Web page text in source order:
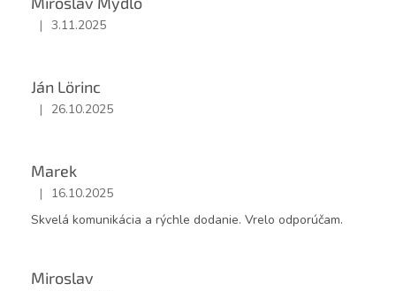
Hodnotenie obchodu je 5 z 5 hviezdičiek.
| 3.11.2025
Ján Lörinc
Hodnotenie obchodu je 5 z 5 hviezdičiek.
| 26.10.2025
Marek
Hodnotenie obchodu je 5 z 5 hviezdičiek.
|
16.10.2025
Skvelá komunikácia a rýchle dodanie. Vrelo odporúčam.
Miroslav